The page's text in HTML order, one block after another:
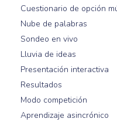
Cuestionario de opción
Nube de palabras
Sondeo en vivo
Lluvia de ideas
Presentación interactiva
Resultados
Modo competición
Aprendizaje asincrónico